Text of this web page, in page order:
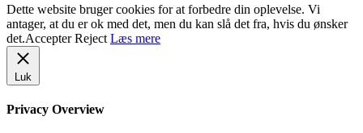
Dette website bruger cookies for at forbedre din oplevelse. Vi
antager, at du er ok med det, men du kan slå det fra, hvis du ønsker
det.Accepter Reject Læs mere
Luk
Privacy Overview